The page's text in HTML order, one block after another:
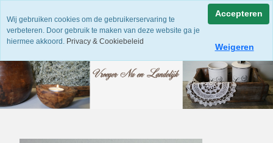
Wij gebruiken cookies om de gebruikerservaring te
verbeteren. Door gebruik te maken van deze website ga je
hiermee akkoord. Privacy & Cookiebeleid
Accepteren
Weigeren